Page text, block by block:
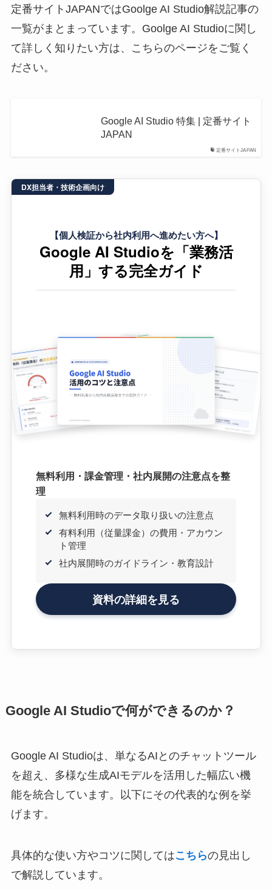
定番サイトJAPANではGoolge AI Studio解説記事の
一覧がまとまっています。Goolge AI Studioに関し
て詳しく知りたい方は、こちらのページをご覧く
ださい。
定番サイトJAPAN
Google AI Studio 特集 | 定番サイト
JAPAN
DX担当者・技術企画向け
【個人検証から社内利用へ進めたい方へ】
Google AI Studioを「業務活
用」する完全ガイド
無料利用・課金管理・社内展開の注意点を整
理
無料利用時のデータ取り扱いの注意点
有料利用（従量課金）の費用・アカウン
ト管理
社内展開時のガイドライン・教育設計
資料の詳細を見る
Google AI Studioで何ができるのか？
Google AI Studioは、単なるAIとのチャットツール
を超え、多様な生成AIモデルを活用した幅広い機
能を統合しています。以下にその代表的な例を挙
げます。
具体的な使い方やコツに関してはこちらの見出し
で解説しています。